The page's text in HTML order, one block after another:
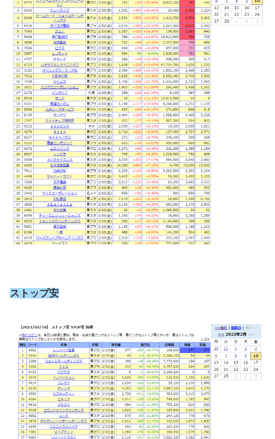
ストップ安